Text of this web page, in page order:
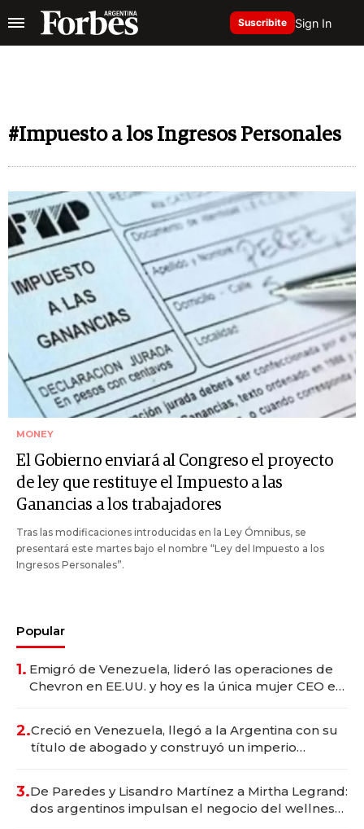
Suscribite Sign In
#Impuesto a los Ingresos Personales
MONEY
El Gobierno enviará al Congreso el proyecto
de ley que restituye el Impuesto a las
Ganancias a los trabajadores
Tras las modificaciones introducidas en la Ley Ómnibus, se
presentará este martes bajo el nombre “Ley del Impuesto a los
Ingresos Personales”.
Popular
1. Emigró de Venezuela, lideró las operaciones de
Chevron en EE.UU. y hoy es la única mujer CEO en
2.Creció en Venezuela, llegó a la Argentina con su
título de abogado y construyó un imperio
3.De Paredes y Lisandro Martínez a Mirtha Legrand:
dos argentinos impulsan el negocio del wellness